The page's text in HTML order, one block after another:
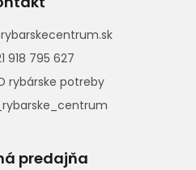
rybarskecentrum.sk
918 795 627
rybárske potreby
predajňa